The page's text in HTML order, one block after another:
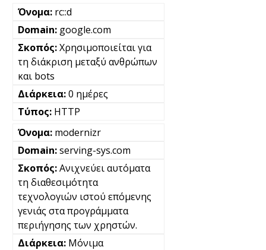
rc::d
google.com
Χρησιμοποιείται για
τη διάκριση μεταξύ ανθρώπων
και bots
0 ημέρες
HTTP
modernizr
serving-sys.com
Ανιχνεύει αυτόματα
τη διαθεσιμότητα
τεχνολογιών ιστού επόμενης
γενιάς στα προγράμματα
περιήγησης των χρηστών.
Μόνιμα